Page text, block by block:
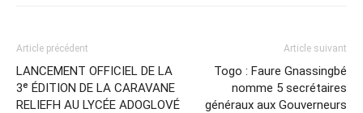
Article précédent
LANCEMENT OFFICIEL DE LA
3ᵉ ÉDITION DE LA CARAVANE
RELIEFH AU LYCÉE ADOGLOVÉ
Article suivant
Togo : Faure Gnassingbé
nomme 5 secrétaires
généraux aux Gouverneurs